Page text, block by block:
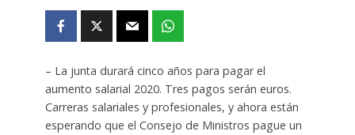
– La junta durará cinco años para pagar el
aumento salarial 2020. Tres pagos serán euros.
Carreras salariales y profesionales, y ahora están
esperando que el Consejo de Ministros pague un